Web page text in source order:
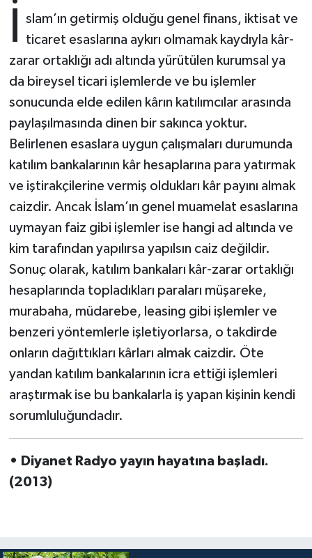
slam’ın getirmiş olduğu genel finans, iktisat ve
ticaret esaslarına aykırı olmamak kaydıyla kâr-
zarar ortaklığı adı altında yürütülen kurumsal ya
da bireysel ticari işlemlerde ve bu işlemler
sonucunda elde edilen kârın katılımcılar arasında
paylaşılmasında dinen bir sakınca yoktur.
Belirlenen esaslara uygun çalışmaları durumunda
katılım bankalarının kâr hesaplarına para yatırmak
ve iştirakçilerine vermiş oldukları kâr payını almak
caizdir. Ancak İslam’ın genel muamelat esaslarına
uymayan faiz gibi işlemler ise hangi ad altında ve
kim tarafından yapılırsa yapılsın caiz değildir.
Sonuç olarak, katılım bankaları kâr-zarar ortaklığı
hesaplarında topladıkları paraları müşareke,
murabaha, müdarebe, leasing gibi işlemler ve
benzeri yöntemlerle işletiyorlarsa, o takdirde
onların dağıttıkları kârları almak caizdir. Öte
yandan katılım bankalarının icra ettiği işlemleri
araştırmak ise bu bankalarla iş yapan kişinin kendi
sorumluluğundadır.
• Diyanet Radyo yayın hayatına başladı.
(2013)
Bayburt Müftülüğü
Bilecik Müftülüğü
Bingöl Müftülüğü
Bitlis Müftülüğü
Burdur Müftülüğü
Bursa Müftülüğü
Çankırı Müftülüğü
Çorum Müftülüğü
Denizli Müftülüğü
Diyarbakır Müftülüğü
Düzce Müftülüğü
Kültür-Sanat
Aile
Sağlık
Ekonomi
Duyurular
Bilim, Teknoloji
Biyografiler
Diyanet TV
İhtida Haberleri
YAŞAM